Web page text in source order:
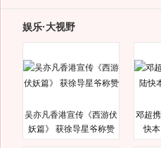
娱乐·大视野
吴亦凡香港宣传《西游伏
妖篇》 获徐导星爷称赞
邓超
快